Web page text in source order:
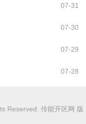
07-31
07-30
07-29
07-28
Reserved. 传能开区网 版